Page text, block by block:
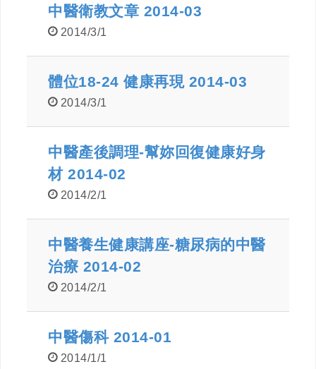
中醫衛教文章 2014-03
2014/3/1
體位18-24 健康再現 2014-03
2014/3/1
中醫產後調理-幫妳回復健康好身
材 2014-02
2014/2/1
中醫養生健康講座-糖尿病的中醫
治療 2014-02
2014/2/1
中醫傷科 2014-01
2014/1/1